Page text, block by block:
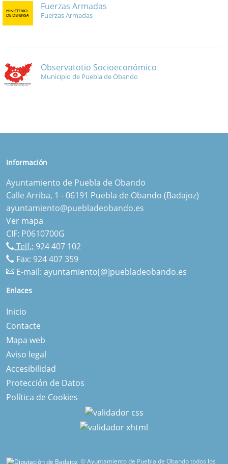
Fuerzas Armadas
Fuerzas Armadas
Observatotio Socioeconómico
Municipio de Puebla de Obando
Información
Ayuntamiento de Puebla de Obando
Calle Arriba, 1 - 06191 Puebla de Obando (Badajoz)
ayuntamiento@puebladeobando.es
Ver mapa
CIF: P0610700G
Telf.: 924 407 102
Fax: 924 407 359
E-mail: ayuntamiento[@]puebladeobando.es
Enlaces
Inicio
Contacte
Mapa web
Aviso legal
Accesibilidad
Protección de Datos
Política de Cookies
© Ayuntamiento de Puebla de Obando todos los